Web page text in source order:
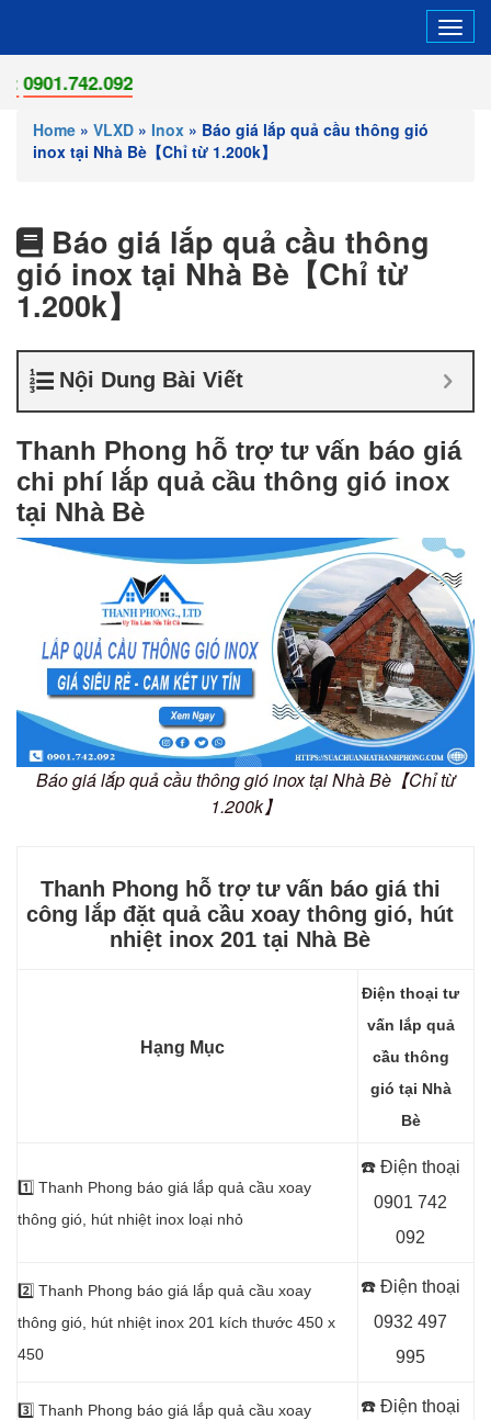
Home » VLXD » Inox » Báo giá lắp quả cầu thông gió
inox tại Nhà Bè【Chỉ từ 1.200k】
Báo giá lắp quả cầu thông
gió inox tại Nhà Bè【Chỉ từ
1.200k】
Nội Dung Bài Viết
Thanh Phong hỗ trợ tư vấn báo giá
chi phí lắp quả cầu thông gió inox
tại Nhà Bè
Báo giá lắp quả cầu thông gió inox tại Nhà Bè【Chỉ từ
1.200k】
Thanh Phong hỗ trợ tư vấn báo giá thi
công lắp đặt quả cầu xoay thông gió, hút
nhiệt inox 201 tại Nhà Bè
Hạng Mục
Điện thoại tư
vấn lắp quả
cầu thông
gió tại Nhà
Bè
1️⃣ Thanh Phong báo giá lắp quả cầu xoay
thông gió, hút nhiệt inox loại nhỏ
☎️ Điện thoại
0901 742
092
2️⃣ Thanh Phong báo giá lắp quả cầu xoay
thông gió, hút nhiệt inox 201 kích thước 450 x
450
☎️ Điện thoại
0932 497
995
3️⃣ Thanh Phong báo giá lắp quả cầu xoay
☎️ Điện thoại